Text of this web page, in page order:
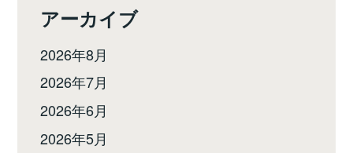
アーカイブ
2026年8月
2026年7月
2026年6月
2026年5月